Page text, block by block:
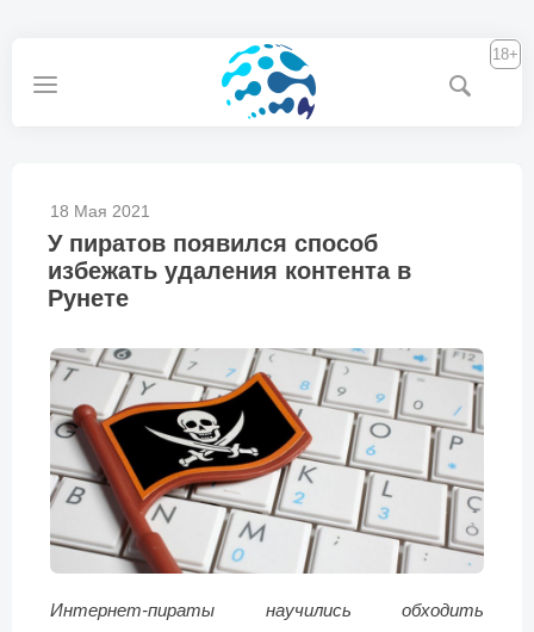
18+
18 Мая 2021
У пиратов появился способ
избежать удаления контента в
Рунете
Интернет-пираты научились обходить